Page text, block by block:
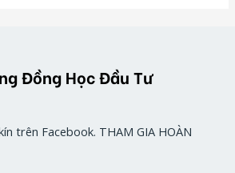
Đồng Học Đầu Tư
trên Facebook. THAM GIA HOÀN